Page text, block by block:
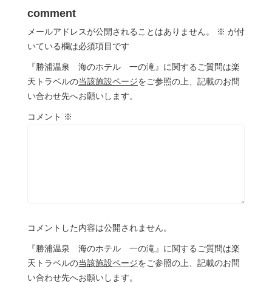
comment
メールアドレスが公開されることはありません。 ※ が付
いている欄は必須項目です
『勝浦温泉 海のホテル 一の滝』に関するご質問は楽
天トラベルの当該施設ページをご参照の上、記載のお問
い合わせ先へお願いします。
コメント ※
コメントした内容は公開されません。
『勝浦温泉 海のホテル 一の滝』に関するご質問は楽
天トラベルの当該施設ページをご参照の上、記載のお問
い合わせ先へお願いします。